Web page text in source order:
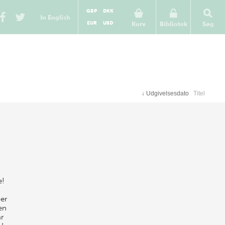
In English
Kurv
GBP
DKK
EUR
USD Bibliotek Søg
↓ Udgivelsesdato Titel